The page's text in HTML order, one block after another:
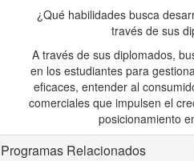
¿Qué habilidades busca
través de sus
A través de sus diplomados,
en los estudiantes para
eficaces, entender al
comerciales que impulsen el
posicionamiento
Programas Relacionados